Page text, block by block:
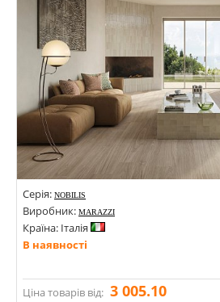
Серія: NOBILIS
Виробник: MARAZZI
Країна: Італія
В наявності
Ціна товарів від: 3 005.10